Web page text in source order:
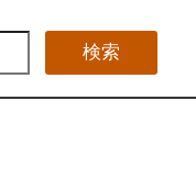
検索